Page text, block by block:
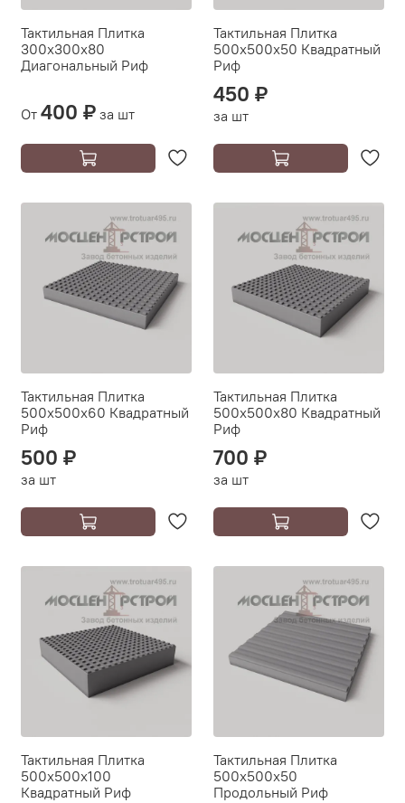
Тактильная Плитка
300х300х80
Диагональный Риф
От 400 ₽ за шт
Тактильная Плитка
500х500х50 Квадратный
Риф
450 ₽
за шт
Тактильная Плитка
500х500х60 Квадратный
Риф
500 ₽
за шт
Тактильная Плитка
500х500х80 Квадратный
Риф
700 ₽
за шт
Тактильная Плитка
500х500х100
Квадратный Риф
Тактильная Плитка
500х500х50
Продольный Риф